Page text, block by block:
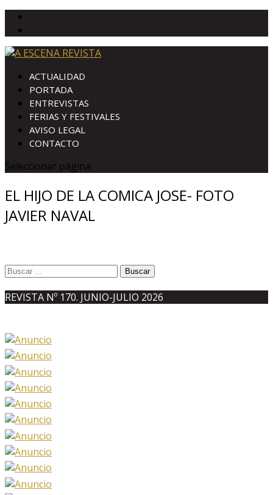
ACTUALIDAD
PORTADA
ENTREVISTAS
FERIAS Y FESTIVALES
AVISO LEGAL
CONTACTO
Seleccionar página
EL HIJO DE LA COMICA JOSE- FOTO
JAVIER NAVAL
Buscar:
REVISTA Nº 170. JUNIO-JULIO 2026